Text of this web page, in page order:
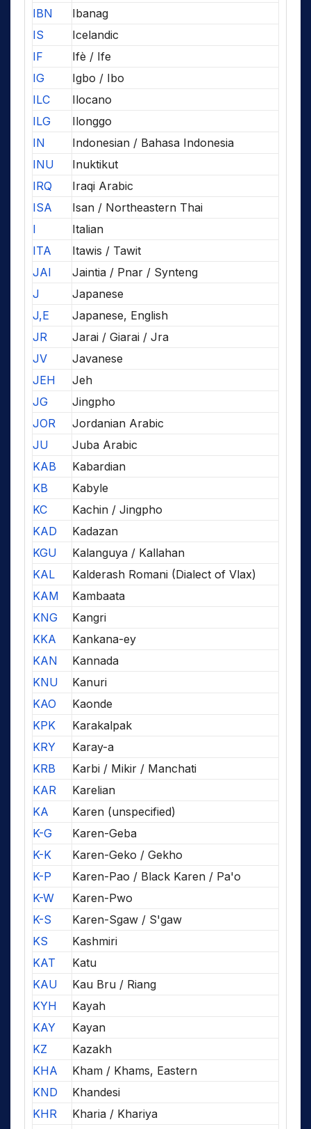
IBN
Ibanag
IS
Icelandic
IF
Ifè / Ife
IG
Igbo / Ibo
ILC
Ilocano
ILG
Ilonggo
IN
Indonesian / Bahasa Indonesia
INU
Inuktikut
IRQ
Iraqi Arabic
ISA
Isan / Northeastern Thai
I
Italian
ITA
Itawis / Tawit
JAI
Jaintia / Pnar / Synteng
J
Japanese
J,E
Japanese, English
JR
Jarai / Giarai / Jra
JV
Javanese
JEH
Jeh
JG
Jingpho
JOR
Jordanian Arabic
JU
Juba Arabic
KAB
Kabardian
KB
Kabyle
KC
Kachin / Jingpho
KAD
Kadazan
KGU
Kalanguya / Kallahan
KAL
Kalderash Romani (Dialect of Vlax)
KAM
Kambaata
KNG
Kangri
KKA
Kankana-ey
KAN
Kannada
KNU
Kanuri
KAO
Kaonde
KPK
Karakalpak
KRY
Karay-a
KRB
Karbi / Mikir / Manchati
KAR
Karelian
KA
Karen (unspecified)
K-G
Karen-Geba
K-K
Karen-Geko / Gekho
K-P
Karen-Pao / Black Karen / Pa'o
K-W
Karen-Pwo
K-S
Karen-Sgaw / S'gaw
KS
Kashmiri
KAT
Katu
KAU
Kau Bru / Riang
KYH
Kayah
KAY
Kayan
KZ
Kazakh
KHA
Kham / Khams, Eastern
KND
Khandesi
KHR
Kharia / Khariya